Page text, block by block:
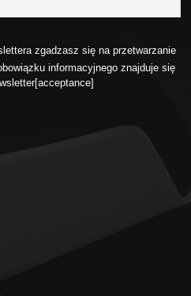
zgadzasz się na przetwarzanie
informacyjnego znajduje się
[acceptance]